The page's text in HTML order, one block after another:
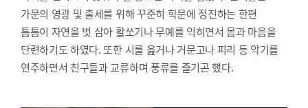
가문의 영광 및 출세를 위해 꾸준히 학문에 정진하는 한편
틈틈이 자연을 벗 삼아 활쏘기나 무예를 익히면서 몸과 마음을
단련하기도 하였다. 또한 시를 읊거나 거문고나 피리 등 악기를
연주하면서 친구들과 교류하며 풍류를 즐기곤 했다.